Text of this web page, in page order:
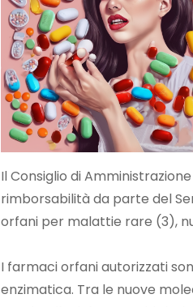
Il Consiglio di
rimborsabilità da parte del
orfani per malattie rare (3),
I farmaci orfani autorizzati
enzimatica. Tra le nuove